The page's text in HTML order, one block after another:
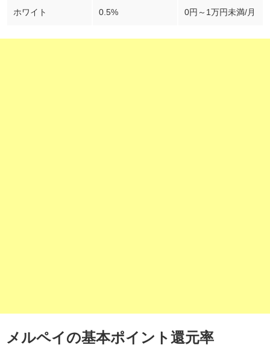
ホワイト 0.5% 0円～1万円未満/月
メルペイの基本ポイント還元率